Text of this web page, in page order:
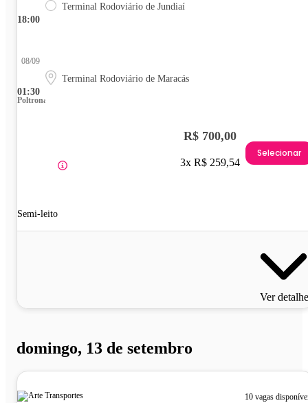
18:00
Terminal Rodoviário de Jundiaí
01:30
08/09
Terminal Rodoviário de Maracás
Poltrona
Semi-leito
R$ 700,00
3x R$ 259,54
Selecionar
Ver
domingo, 13 de setembro
10 vagas